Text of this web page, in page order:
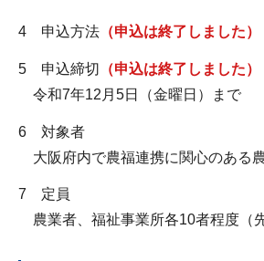
4 申込方法 （申込は終了しました）
5 申込締切
（申込は終了しました）
令和7年12月5日（金曜日）まで
6 対象者
大阪府内で農福連携に関心のある
7 定員
農業者、福祉事業所各10者程度（